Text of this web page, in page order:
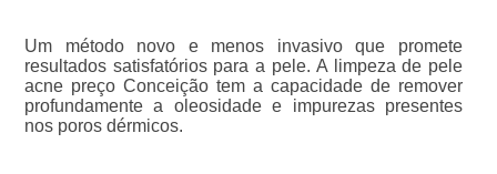
Um método novo e menos invasivo que promete
resultados satisfatórios para a pele. A limpeza de pele
acne preço Conceição tem a capacidade de remover
profundamente a oleosidade e impurezas presentes
nos poros dérmicos.